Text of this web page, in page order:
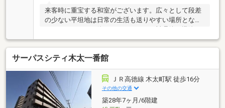
来客時に重宝する和室がございます。広々として段差
の少ない平坦地は日常の生活も送りやすい場所となっ
ております。IHを使ったキッチンで、料理後の掃除も
簡単です。利便性に優れ、家族で暮らすにもピッタリ
な4LDKです。駐車スペースの月額請求額は、3000円
です。駅まで徒歩14分の場所に立地しています。地上
11階建てなので、開放感もあります。
サーパスシティ木太一番館
ＪＲ高徳線 木太町駅 徒歩16分
その他の交通
築28年7ヶ月/6階建